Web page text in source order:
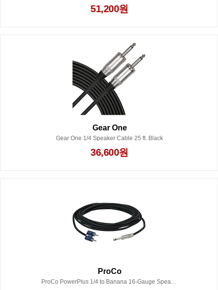
51,200원
Gear One
Gear One 1/4 Speaker Cable 25 ft. Black
36,600원
ProCo
ProCo PowerPlus 1/4 to Banana 16-Gauge Speaker Cable 25 ft.